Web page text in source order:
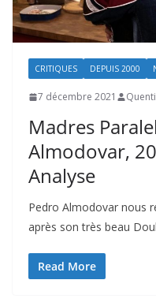
CRITIQUES DEPUIS 2000
7 décembre 2021
Madres
Almodovar,
Analyse
Pedro Almodovar nous
après son très beau
Read More